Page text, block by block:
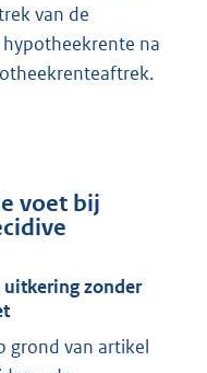
van de
na
voet bij
uitkering zonder
grond van artikel